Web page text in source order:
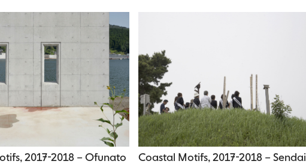
2017-2018 – Ofunato
Coastal Motifs, 2017-2018 – Sendai